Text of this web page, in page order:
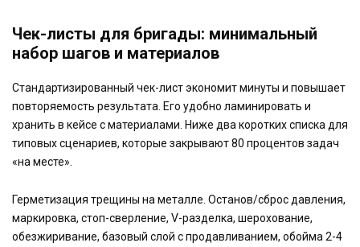
Чек-листы для бригады: минимальный
набор шагов и материалов
Стандартизированный чек-лист экономит минуты и повышает
повторяемость результата. Его удобно ламинировать и
хранить в кейсе с материалами. Ниже два коротких списка для
типовых сценариев, которые закрывают 80 процентов задач
«на месте».
Герметизация трещины на металле. Останов/сброс давления,
маркировка, стоп-сверление, V-разделка, шерохование,
обезжиривание, базовый слой с продавливанием, обойма 2-4